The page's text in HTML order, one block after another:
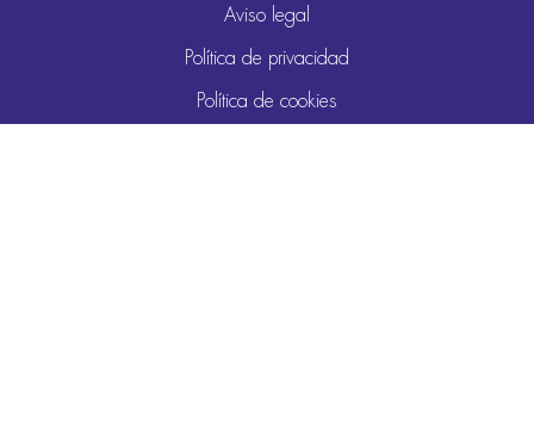
Aviso legal
Política de privacidad
Política de cookies